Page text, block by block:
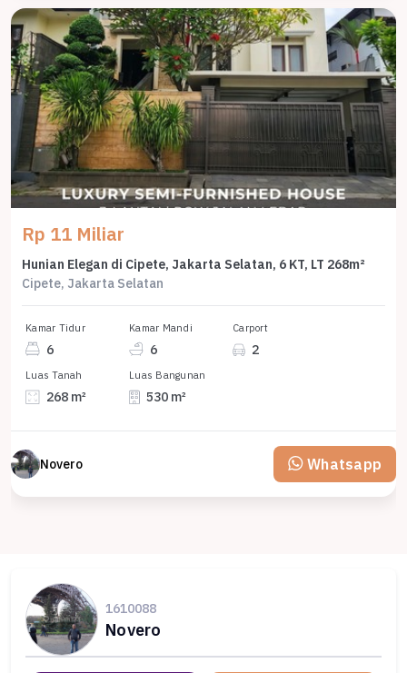
Rp 11 Miliar
Hunian Elegan di Cipete, Jakarta Selatan, 6 KT, LT 268m²
Cipete, Jakarta Selatan
Kamar Tidur
6
Kamar Mandi
6
Carport
2
Luas Tanah
268 m²
Luas Bangunan
530 m²
Novero Whatsapp
1610088
Novero